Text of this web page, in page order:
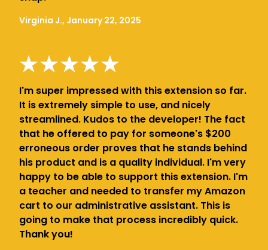
Virginia J., January 22, 2025
I'm super impressed with this extension so far.
It is extremely simple to use, and nicely
streamlined. Kudos to the developer! The fact
that he offered to pay for someone's $200
erroneous order proves that he stands behind
his product and is a quality individual. I'm very
happy to be able to support this extension. I'm
a teacher and needed to transfer my Amazon
cart to our administrative assistant. This is
going to make that process incredibly quick.
Thank you!